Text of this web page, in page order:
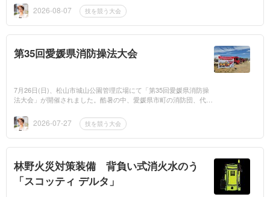
（土）、高知県...
2026-08-07 技を競う大会
第35回愛媛県消防操法大会
7月26日(日)、松山市城山公園管理広場にて「第35回愛媛県消防操
法大会」が開催されました。酷暑の中、愛媛県市町の消防団、代表
ラムをご覧く...
2026-07-27 技を競う大会
林野火災対策装備 背負い式消火水のう
「スコッティ デルタ」